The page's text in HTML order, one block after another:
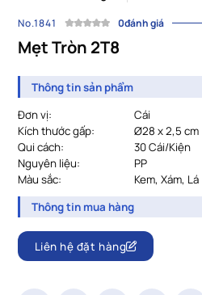
No.1841 0đánh giá
Mẹt Tròn 2T8
Thông tin sản phẩm
Đơn vị:
Cái
Kích thước gấp:
Ø28 x 2,5 cm
Qui cách:
				30
Cái/Kiện
Nguyên liệu:
PP
Màu sắc:
				Kem, Xám, Lá
Thông tin mua hàng
Liên hệ đặt hàng